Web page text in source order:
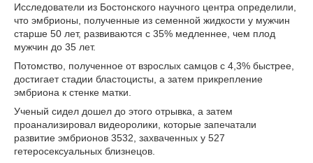
Исследователи из Бостонского научного центра определили,
что эмбрионы, полученные из семенной жидкости у мужчин
старше 50 лет, развиваются с 35% медленнее, чем плод
мужчин до 35 лет.
Потомство, полученное от взрослых самцов с 4,3% быстрее,
достигает стадии бластоцисты, а затем прикрепление
эмбриона к стенке матки.
Ученый сидел дошел до этого отрывка, а затем
проанализировал видеоролики, которые запечатали
развитие эмбрионов 3532, захваченных у 527
гетеросексуальных близнецов.